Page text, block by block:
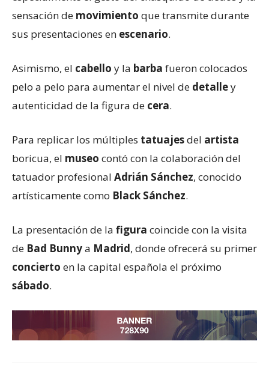
sensación de movimiento que transmite durante
sus presentaciones en escenario.
Asimismo, el cabello y la barba fueron colocados
pelo a pelo para aumentar el nivel de detalley
autenticidad de la figura de cera.
Para replicar los múltiples tatuajesdel artista
boricua, el museo contó con la colaboración del
tatuador profesional Adrián Sánchez, conocido
artísticamente como Black Sánchez.
La presentación de la figura coincide con la visita
de Bad Bunnya Madrid, donde ofrecerá su primer
concierto en la capital española el próximo
sábado.